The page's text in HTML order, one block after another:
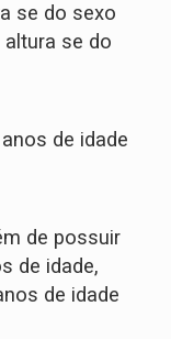
se do sexo
se do
de idade
de possuir
de idade,
de idade